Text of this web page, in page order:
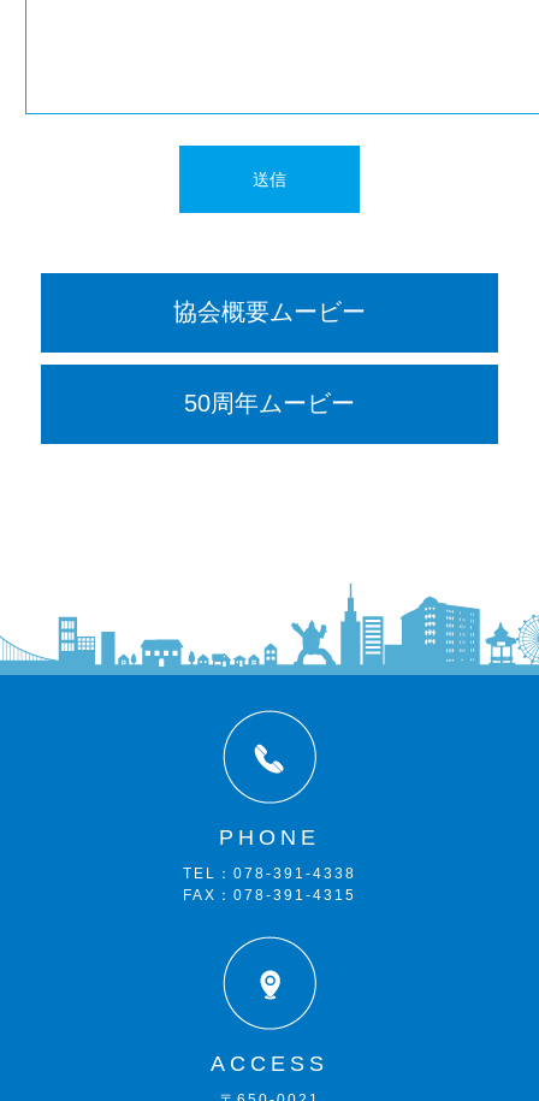
協会概要ムービー
50周年ムービー
PHONE
TEL：078-391-4338
FAX：078-391-4315
ACCESS